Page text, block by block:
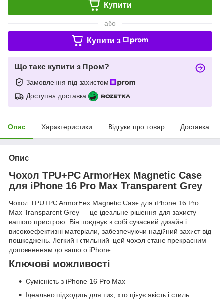
Купити
або
Купити з
Що таке купити з Пром?
Замовлення під захистом
Доступна доставка
Опис Характеристики Відгуки про товар Доставка
Опис
Чохол TPU+PC ArmorHex Magnetic Case
для iPhone 16 Pro Max Transparent Grey
Чохол TPU+PC ArmorHex Magnetic Case для iPhone 16 Pro
Max Transparent Grey — це ідеальне рішення для захисту
вашого пристрою. Він поєднує в собі сучасний дизайн і
високоефективні матеріали, забезпечуючи надійний захист від
пошкоджень. Легкий і стильний, цей чохол стане прекрасним
доповненням до вашого iPhone.
Ключові можливості
Сумісність з iPhone 16 Pro Max
Ідеально підходить для тих, хто цінує якість і стиль